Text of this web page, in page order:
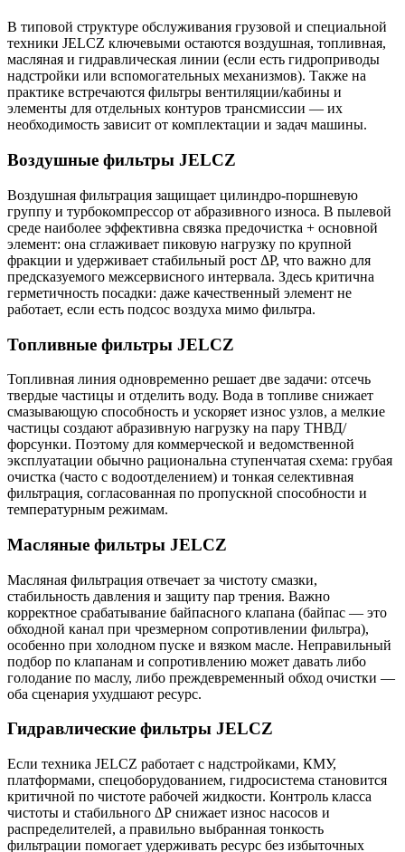
В типовой структуре обслуживания грузовой и специальной
техники JELCZ ключевыми остаются воздушная, топливная,
масляная и гидравлическая линии (если есть гидроприводы
надстройки или вспомогательных механизмов). Также на
практике встречаются фильтры вентиляции/кабины и
элементы для отдельных контуров трансмиссии — их
необходимость зависит от комплектации и задач машины.
Воздушные фильтры JELCZ
Воздушная фильтрация защищает цилиндро-поршневую
группу и турбокомпрессор от абразивного износа. В пылевой
среде наиболее эффективна связка предочистка + основной
элемент: она сглаживает пиковую нагрузку по крупной
фракции и удерживает стабильный рост ΔР, что важно для
предсказуемого межсервисного интервала. Здесь критична
герметичность посадки: даже качественный элемент не
работает, если есть подсос воздуха мимо фильтра.
Топливные фильтры JELCZ
Топливная линия одновременно решает две задачи: отсечь
твердые частицы и отделить воду. Вода в топливе снижает
смазывающую способность и ускоряет износ узлов, а мелкие
частицы создают абразивную нагрузку на пару ТНВД/
форсунки. Поэтому для коммерческой и ведомственной
эксплуатации обычно рациональна ступенчатая схема: грубая
очистка (часто с водоотделением) и тонкая селективная
фильтрация, согласованная по пропускной способности и
температурным режимам.
Масляные фильтры JELCZ
Масляная фильтрация отвечает за чистоту смазки,
стабильность давления и защиту пар трения. Важно
корректное срабатывание байпасного клапана (байпас — это
обходной канал при чрезмерном сопротивлении фильтра),
особенно при холодном пуске и вязком масле. Неправильный
подбор по клапанам и сопротивлению может давать либо
голодание по маслу, либо преждевременный обход очистки —
оба сценария ухудшают ресурс.
Гидравлические фильтры JELCZ
Если техника JELCZ работает с надстройками, КМУ,
платформами, спецоборудованием, гидросистема становится
критичной по чистоте рабочей жидкости. Контроль класса
чистоты и стабильного ΔР снижает износ насосов и
распределителей, а правильно выбранная тонкость
фильтрации помогает удерживать ресурс без избыточных